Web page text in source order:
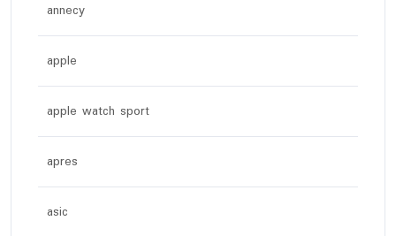
annecy
apple
apple watch sport
apres
asic